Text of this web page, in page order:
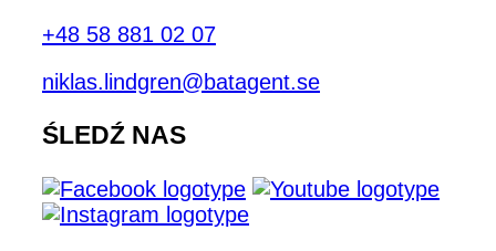
+48 58 881 02 07
niklas.lindgren@batagent.se
ŚLEDŹ NAS